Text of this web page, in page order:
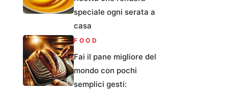
speciale ogni serata a
casa
FOOD
Fai il pane migliore del
mondo con pochi
semplici gesti: